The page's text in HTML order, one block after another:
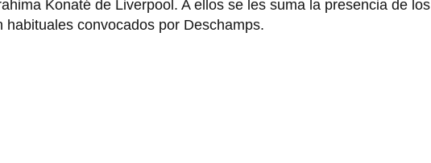
Konaté de Liverpool. A ellos se les suma la presencia de los
convocados por Deschamps.